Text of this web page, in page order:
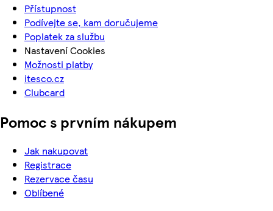
Přístupnost
Podívejte se, kam doručujeme
Poplatek za službu
Nastavení Cookies
Možnosti platby
itesco.cz
Clubcard
Pomoc s prvním nákupem
Jak nakupovat
Registrace
Rezervace času
Oblíbené